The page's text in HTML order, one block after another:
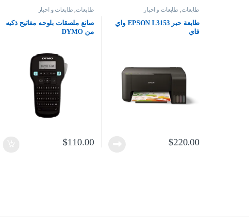
طابعات, طابعات و احبار
طابعة حبر EPSON L3153 واي
فاي
$220.00
طابعات, طابعات و احبار
صانع ملصقات بلوحه مفاتيح ذكيه
من DYMO
$110.00